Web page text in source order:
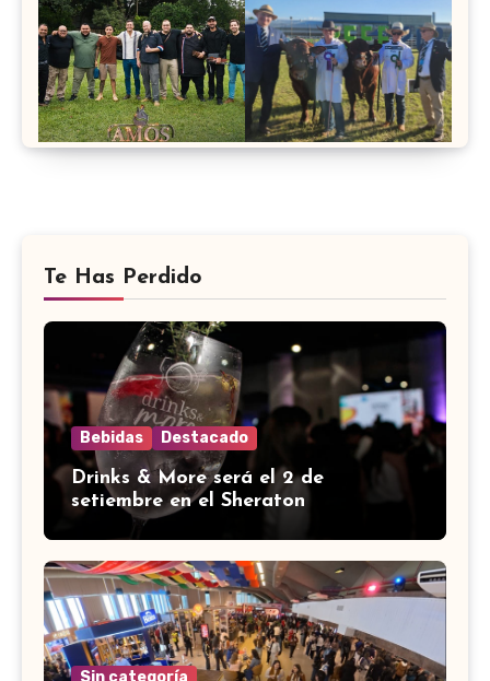
Te Has Perdido
Bebidas Destacado
Drinks & More será el 2 de
setiembre en el Sheraton